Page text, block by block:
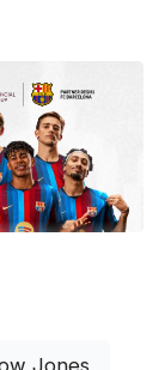
Jones